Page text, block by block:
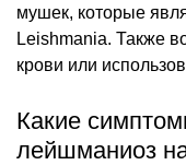
мушек, которые
Leishmania. Также
крови или
Какие
лейшманиоз